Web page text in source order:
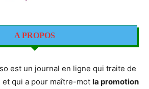
A PROPOS
est un journal en ligne qui traite de
et qui a pour maître-mot la promotion